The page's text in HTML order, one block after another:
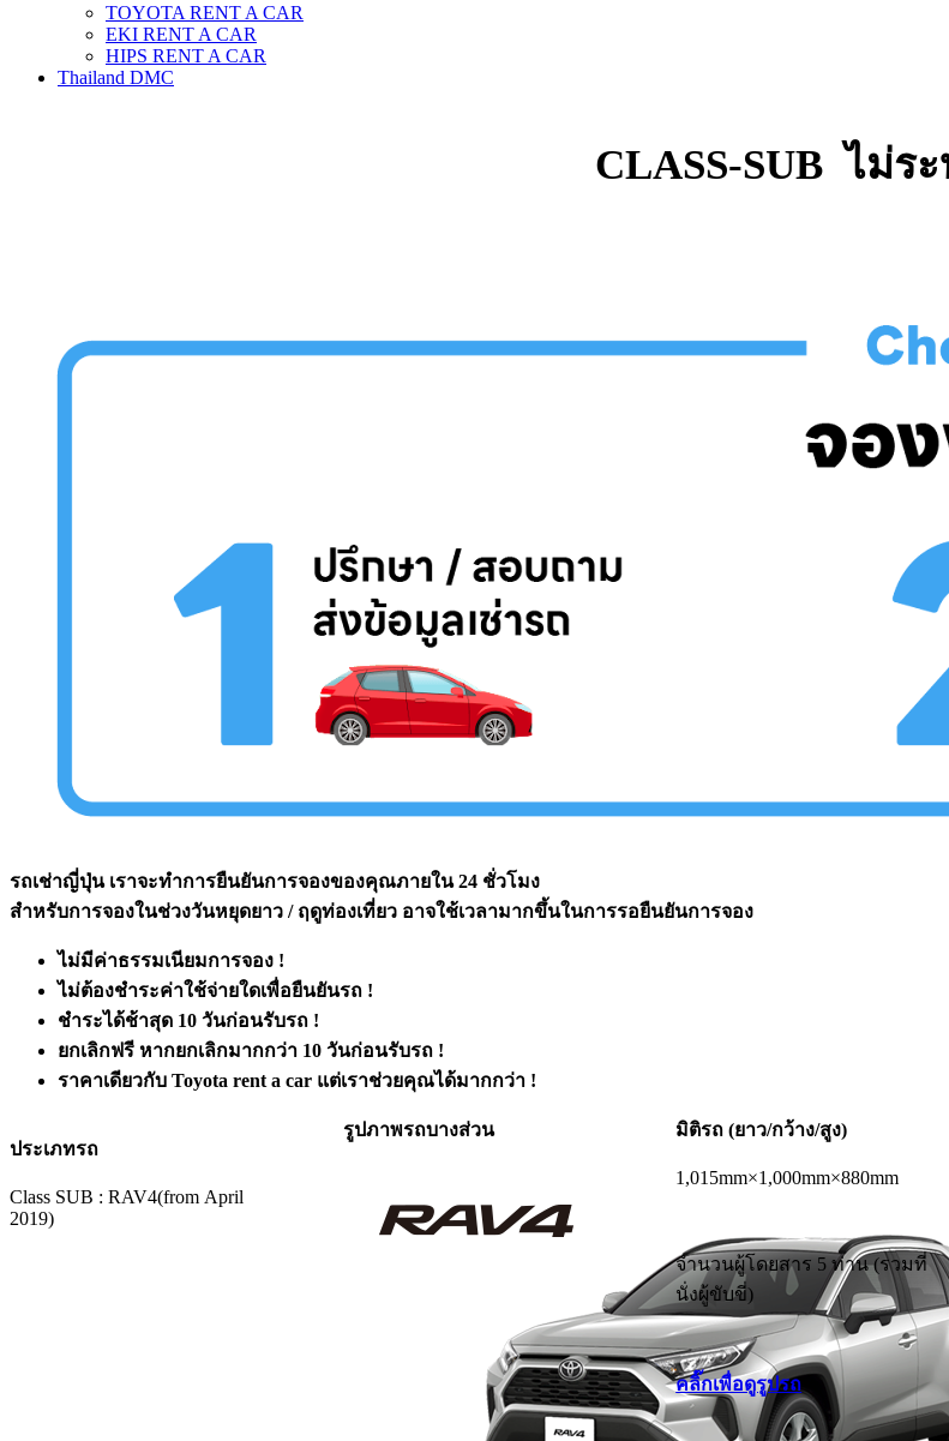
TOYOTA RENT A CAR
EKI RENT A CAR
HIPS RENT A CAR
Thailand DMC
CLASS-SUB ไม่ร
รถเช่าญี่ปุ่น เราจะทำการยืนยันการจองของคุณภายใน 24 ชั่วโมง
สำหรับการจองในช่วงวันหยุดยาว / ฤดูท่องเที่ยว อาจใช้เวลามากขึ้นในการรอยืนยันการจอง
ไม่มีค่าธรรมเนียมการจอง !
ไม่ต้องชำระค่าใช้จ่ายใดเพื่อยืนยันรถ !
ชำระได้ช้าสุด 10 วันก่อนรับรถ !
ยกเลิกฟรี หากยกเลิกมากกว่า 10 วันก่อนรับรถ !
ราคาเดียวกับ Toyota rent a car แต่เราช่วยคุณได้มากกว่า !
ประเภทรถ
รูปภาพรถบางส่วน มิติรถ (ยาว/กว้าง/สูง)
Class SUB : RAV4(from April
2019)
1,015mm×1,000mm×880mm
จำนวนผู้โดยสาร 5 ท่าน (รวมที่
นั่งผู้ขับขี่)
คลิ๊กเพื่อดูรูปรถ